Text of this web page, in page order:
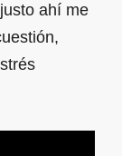
ahí me